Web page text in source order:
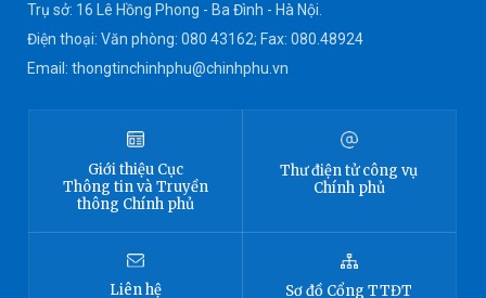
Trụ sở: 16 Lê Hồng Phong - Ba Đình - Hà Nội.
Điện thoại: Văn phòng: 080 43162; Fax: 080.48924
Email: thongtinchinhphu@chinhphu.vn
Giới thiệu Cục
Thông tinvà Truyền
thông Chính phủ
Thư điện tử công vụ
Chính phủ
Liên hệ Sơ đồ Cổng TTĐT